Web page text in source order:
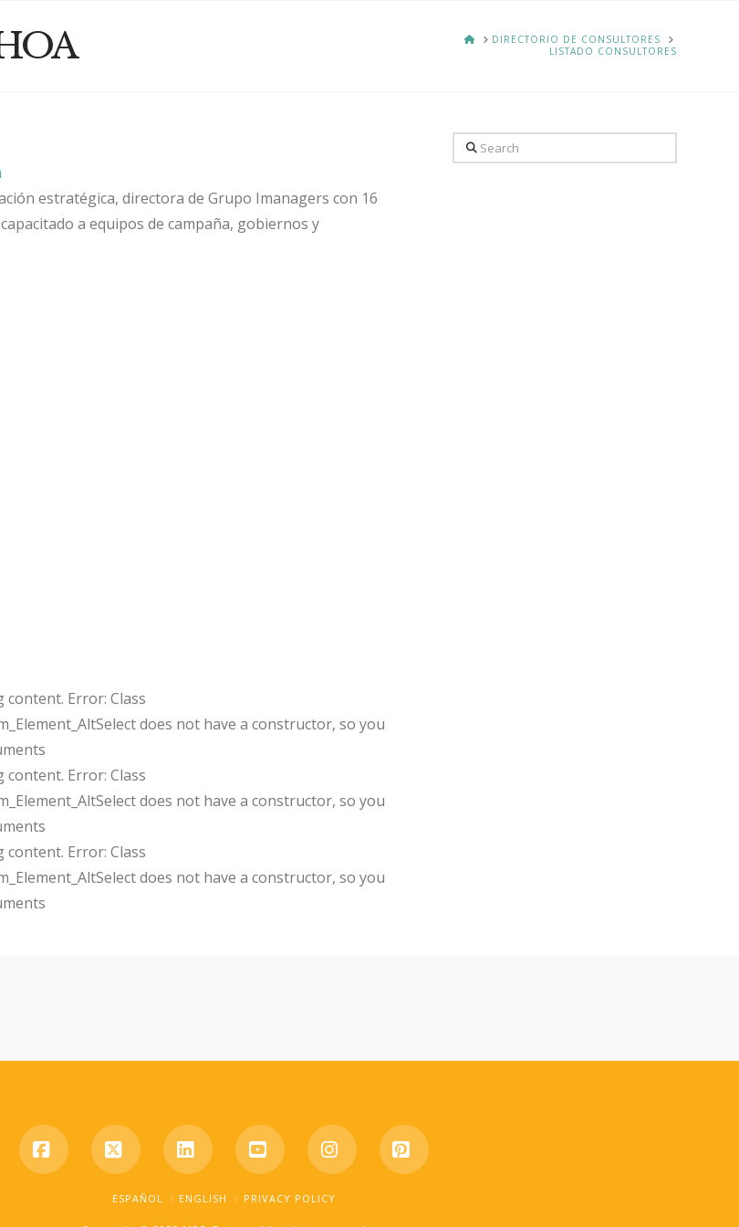
HOMEDIRECTORIO DE CONSULTORES
LISTADO CONSULTORES
estratégica, directora de Grupo Imanagers con 16
a equipos de campaña, gobiernos y
Error: Class
does not have a constructor, so you
Error: Class
does not have a constructor, so you
Error: Class
does not have a constructor, so you
Search
Facebook
X LinkedInYouTubeInstagram
ESPAÑOL ENGLISH PRIVACY POLICY